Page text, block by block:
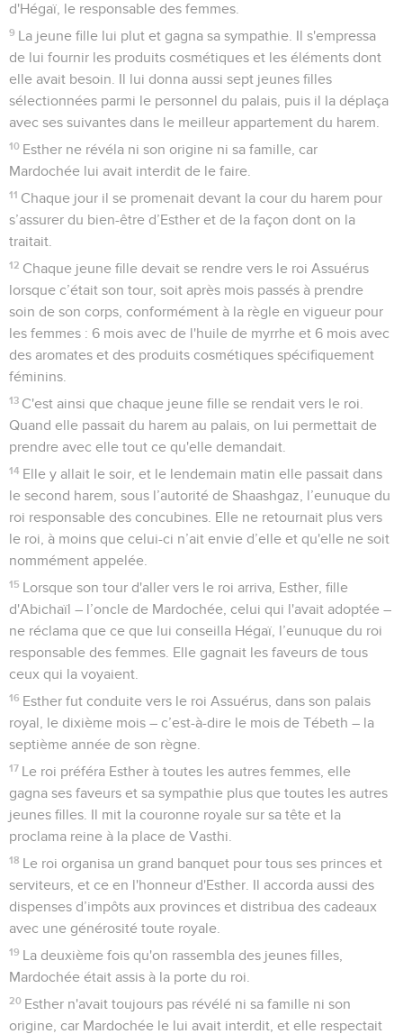
d'Hégaï, le responsable des femmes.
9 La jeune fille lui plut et gagna sa sympathie. Il s'empressa
de lui fournir les produits cosmétiques et les éléments dont
elle avait besoin. Il lui donna aussi sept jeunes filles
sélectionnées parmi le personnel du palais, puis il la déplaça
avec ses suivantes dans le meilleur appartement du harem.
10 Esther ne révéla ni son origine ni sa famille, car
Mardochée lui avait interdit de le faire.
11 Chaque jour il se promenait devant la cour du harem pour
s’assurer du bien-être d’Esther et de la façon dont on la
traitait.
12 Chaque jeune fille devait se rendre vers le roi Assuérus
lorsque c’était son tour, soit après mois passés à prendre
soin de son corps, conformément à la règle en vigueur pour
les femmes : 6 mois avec de l'huile de myrrhe et 6 mois avec
des aromates et des produits cosmétiques spécifiquement
féminins.
13 C'est ainsi que chaque jeune fille se rendait vers le roi.
Quand elle passait du harem au palais, on lui permettait de
prendre avec elle tout ce qu'elle demandait.
14 Elle y allait le soir, et le lendemain matin elle passait dans
le second harem, sous l’autorité de Shaashgaz, l’eunuque du
roi responsable des concubines. Elle ne retournait plus vers
le roi, à moins que celui-ci n’ait envie d’elle et qu'elle ne soit
nommément appelée.
15 Lorsque son tour d'aller vers le roi arriva, Esther, fille
d'Abichaïl – l’oncle de Mardochée, celui qui l'avait adoptée –
ne réclama que ce que lui conseilla Hégaï, l’eunuque du roi
responsable des femmes. Elle gagnait les faveurs de tous
ceux qui la voyaient.
16 Esther fut conduite vers le roi Assuérus, dans son palais
royal, le dixième mois – c’est-à-dire le mois de Tébeth – la
septième année de son règne.
17 Le roi préféra Esther à toutes les autres femmes, elle
gagna ses faveurs et sa sympathie plus que toutes les autres
jeunes filles. Il mit la couronne royale sur sa tête et la
proclama reine à la place de Vasthi.
18 Le roi organisa un grand banquet pour tous ses princes et
serviteurs, et ce en l'honneur d'Esther. Il accorda aussi des
dispenses d’impôts aux provinces et distribua des cadeaux
avec une générosité toute royale.
19 La deuxième fois qu'on rassembla des jeunes filles,
Mardochée était assis à la porte du roi.
20 Esther n'avait toujours pas révélé ni sa famille ni son
origine, car Mardochée le lui avait interdit, et elle respectait